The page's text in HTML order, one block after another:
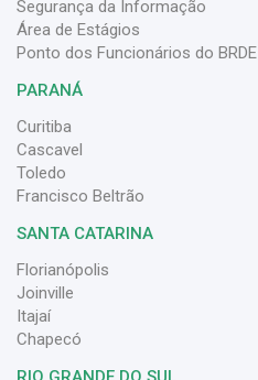
Segurança da Informação
Área de Estágios
Ponto dos Funcionários do BRDE
PARANÁ
Curitiba
Cascavel
Toledo
Francisco Beltrão
SANTA CATARINA
Florianópolis
Joinville
Itajaí
Chapecó